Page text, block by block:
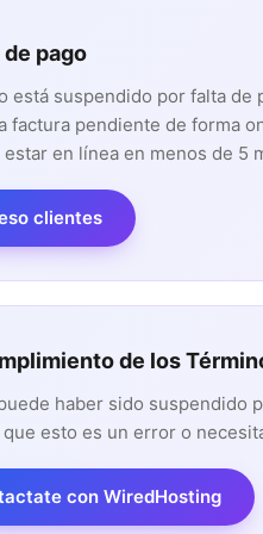
de pago
está suspendido por falta de
factura pendiente de forma
estar en línea en menos de 5
clientes
de los
haber sido suspendido
esto es un error o
con WiredHosting